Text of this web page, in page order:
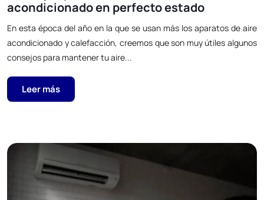
acondicionado en perfecto estado
En esta época del año en la que se usan más los aparatos de aire
acondicionado y calefacción, creemos que son muy útiles algunos
consejos para mantener tu aire...
Leer más